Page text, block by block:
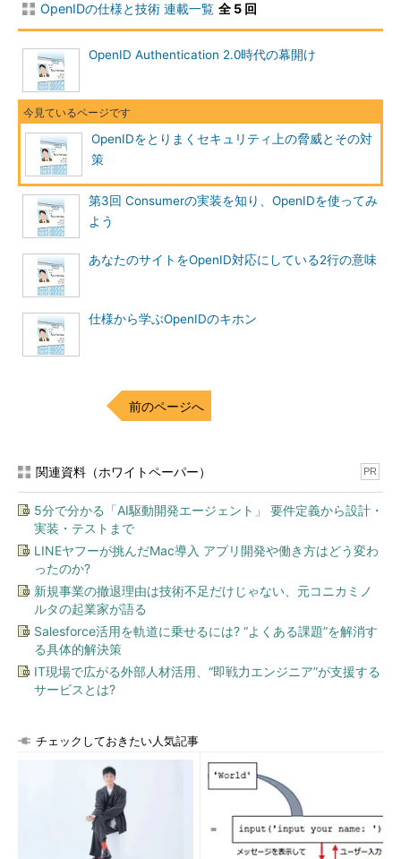
Provider Authentication Policy
Extension（PAPE）への対応
アカウント登録手続きの内容
IdPのWebアプリケーションとしての機能に関する項目は、特
にアカウントに対する扱いがメインです。アカウントのリカバリ
機能の充実は単純なパスワードを忘れたなどだけでなく、アタッ
クを受けた際にあるしきい値を持ってアカウントの凍結が必要で
すが、この凍結されたアカウントに対するリカバリを本当のユー
ザーに対して提供する必要があるでしょう。
アカウント登録手続きに関しては先ほど述べたようにパスワー
ドの強度を高める工夫であったり、ユーザーごとの認証ページに
ユーザーがフィッシングでないと確かめられるようなデータを表
示させる仕組みを取り入れたりといったことが挙げられるでしょ
う。
AOLは許可するIdPをホワイトリスト形式で指定しています。
のかもしれません。
合はReputationの高いIdPになるよう努力を怠ってはいけませ
るようにしていきましょう。OpenIDのセキュリティに関する最
すると良いでしょう。
Profile
サイボウズ・ラボ株式会社
山口 徹（やまぐち とおる）
バーテンダーからIT業界に転身後、様々なWeb制作を行い、大
規模コミュニティサイトの開発・運用を経て、現在は研究開発
の日々。Perl使い。
Perlを中心とした開発のノウハウやネタを
Shibuya Perl
OpenIDの仕様と技術 連載一覧 全 5 回
OpenID Authentication 2.0時代の幕開け
OpenIDをとりまくセキュリティ上の脅威とその対
策
第3回 Consumerの実装を知り、OpenIDを使ってみ
よう
あなたのサイトをOpenID対応にしている2行の意味
仕様から学ぶOpenIDのキホン
前のページへ
関連資料（ホワイトペーパー） PR
5分で分かる「AI駆動開発エージェント」 要件定義から設計・
実装・テストまで
LINEヤフーが挑んだMac導入 アプリ開発や働き方はどう変わ
ったのか?
新規事業の撤退理由は技術不足だけじゃない、元コニカミノ
ルタの起業家が語る
Salesforce活用を軌道に乗せるには? “よくある課題”を解消す
る具体的解決策
IT現場で広がる外部人材活用、“即戦力エンジニア”が支援する
サービスとは?
チェックしておきたい人気記事